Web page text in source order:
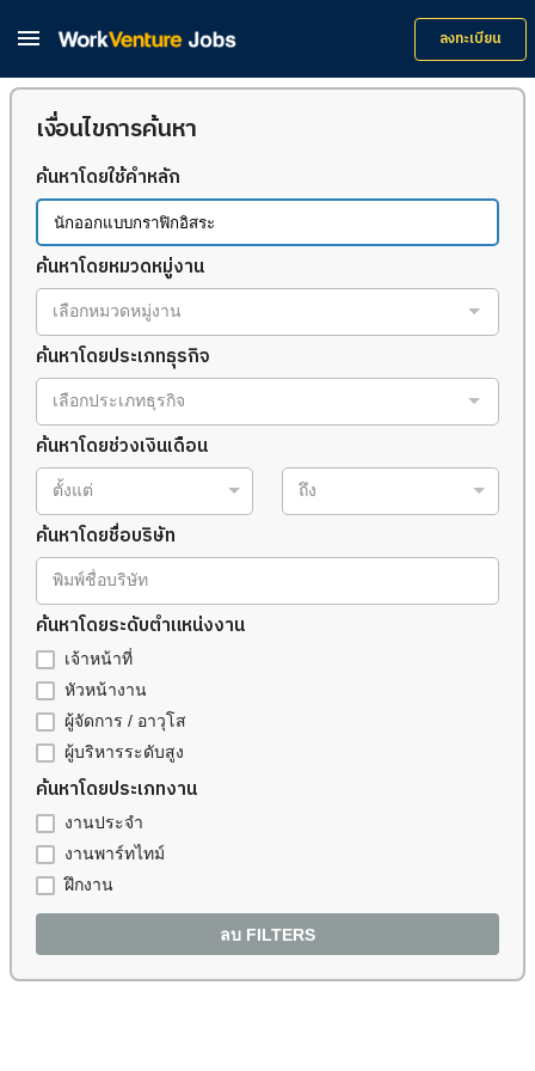
 ลงทะเบียน
เงื่อนไขการค้นหา
ค้นหาโดยใช้คำหลัก
ค้นหาโดยหมวดหมู่งาน
เลือกหมวดหมู่งาน
ค้นหาโดยประเภทธุรกิจ
เลือกประเภทธุรกิจ
ค้นหาโดยช่วงเงินเดือน
ตั้งแต่ ถึง
ค้นหาโดยชื่อบริษัท
พิมพ์ชื่อบริษัท
ค้นหาโดยระดับตำแหน่งงาน
เจ้าหน้าที่
หัวหน้างาน
ผู้จัดการ / อาวุโส
ผู้บริหารระดับสูง
ค้นหาโดยประเภทงาน
งานประจำ
งานพาร์ทไทม์
ฝึกงาน
ลบ FILTERS